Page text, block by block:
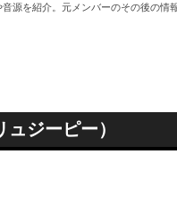
源を紹介。元メンバーのその後の情
ジーピー）